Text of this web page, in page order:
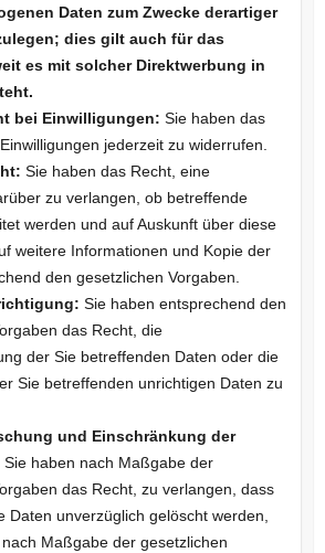
Daten zum Zwecke derartiger
dies gilt auch für das
es mit solcher Direktwerbung in
bei Einwilligungen: Sie haben das
jederzeit zu widerrufen.
Sie haben das Recht, eine
zu verlangen, ob betreffende
werden und auf Auskunft über diese
weitere Informationen und Kopie der
den gesetzlichen Vorgaben.
Sie haben entsprechend den
das Recht, die
der Sie betreffenden Daten oder die
Sie betreffenden unrichtigen Daten zu
und Einschränkung der
Sie haben nach Maßgabe der
das Recht, zu verlangen, dass
Daten unverzüglich gelöscht werden,
Maßgabe der gesetzlichen